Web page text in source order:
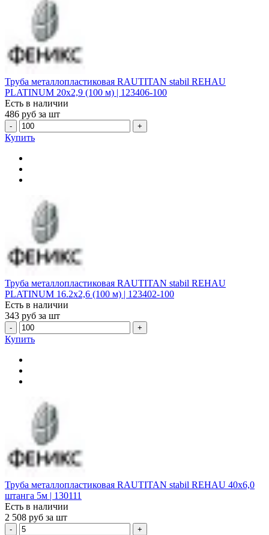
Труба металлопластиковая RAUTITAN stabil REHAU
PLATINUM 20х2,9 (100 м) | 123406-100
Есть в наличии
486 руб за шт
- +
Купить
Труба металлопластиковая RAUTITAN stabil REHAU
PLATINUM 16.2х2,6 (100 м) | 123402-100
Есть в наличии
343 руб за шт
- +
Купить
Труба металлопластиковая RAUTITAN stabil REHAU 40х6,0
штанга 5м | 130111
Есть в наличии
2 508 руб за шт
- +